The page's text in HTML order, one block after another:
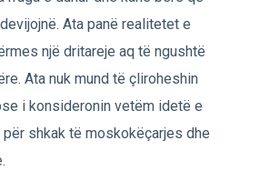
Ata panë realitetet e
një dritareje aq të ngushtë
Ata nuk mund të çliroheshin
i konsideronin vetëm idetë e
shkak të moskokëçarjes dhe